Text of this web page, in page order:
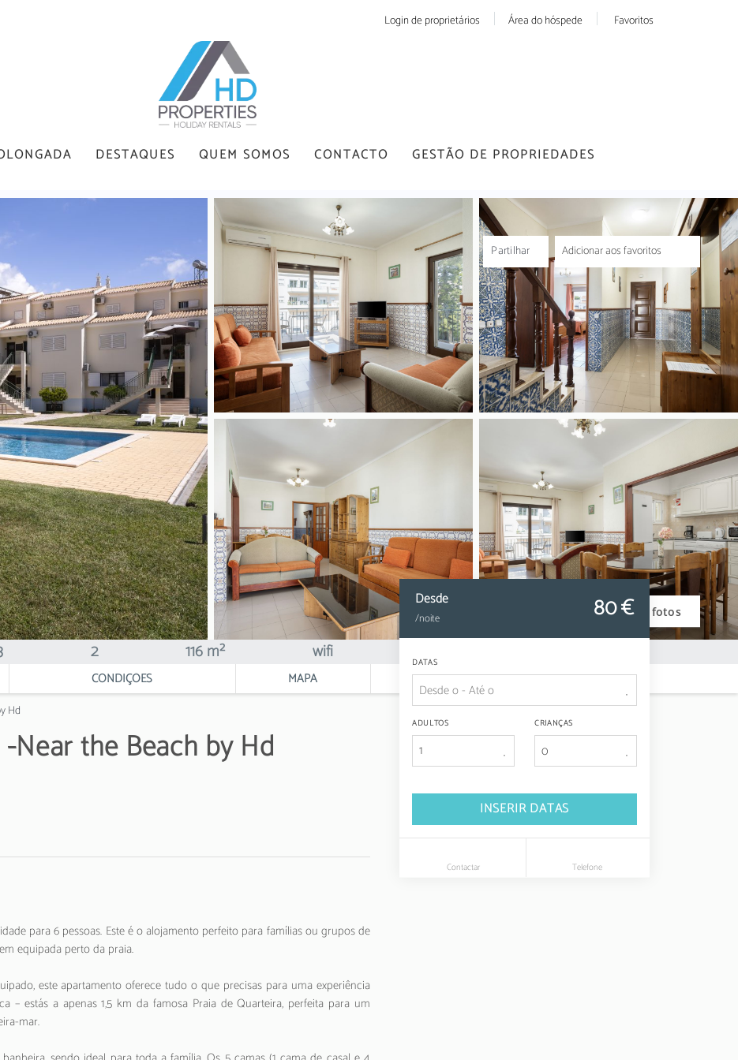
Favoritos
Área do hóspede
Login de proprietários
DESTAQUES QUEM SOMOS CONTACTO GESTÃO DE PROPRIEDADES
Ver fotos
Adicionar aos favoritos
Partilhar
2 116 m² wifi
CONDIÇÕES MAPA
Hd
the Beach by Hd
Desde
/noite 80 €
DATAS
ADULTOS
1
CRIANÇAS
INSERIR DATAS
Contactar Telefone
para 6 pessoas. Este é o alojamento perfeito para famílias ou grupos de
equipada perto da praia.
este apartamento oferece tudo o que precisas para uma experiência
– estás a apenas 1,5 km da famosa Praia de Quarteira, perfeita para um
mar.